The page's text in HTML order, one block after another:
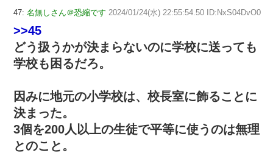
47: 名無しさん＠恐縮です 2024/01/24(水) 22:55:54.50 ID:NxS04DvO0
>>45
どう扱うかが決まらないのに学校に送っても
学校も困るだろ。
因みに地元の小学校は、校長室に飾ることに
決まった。
3個を200人以上の生徒で平等に使うのは無理
とのこと。